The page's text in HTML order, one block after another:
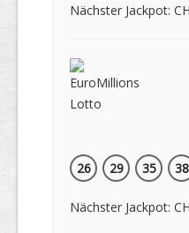
Nächster Jackpot:
26
29 35 38
Nächster Jackpot: